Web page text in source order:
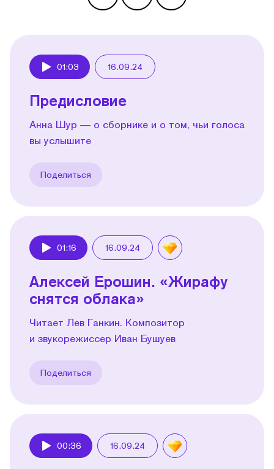
01:03 16.09.24
Предисловие
Анна Шур — о сборнике и о том, чьи голоса
вы услышите
Поделиться
01:16 16.09.24
Алексей Ерошин. «Жирафу
снятся облака»
Читает Лев Ганкин. Композитор
и звукорежиссер Иван Бушуев
Поделиться
00:36 16.09.24